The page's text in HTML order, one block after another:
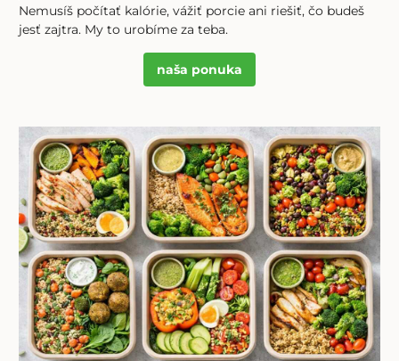
Nemusíš počítať kalórie, vážiť porcie ani riešiť, čo budeš
jesť zajtra. My to urobíme za teba.
naša ponuka